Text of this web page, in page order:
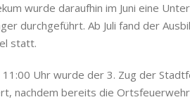
wurde daraufhin im Juni eine
durchgeführt. Ab Juli fand der
statt.
11:00 Uhr wurde der 3. Zug der
nachdem bereits die